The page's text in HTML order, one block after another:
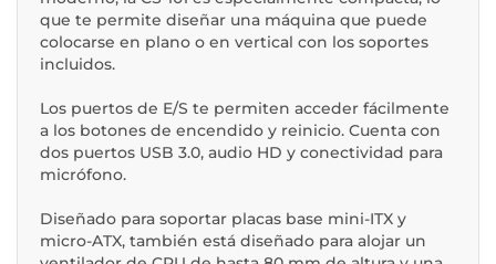
que te permite diseñar una máquina que puede
colocarse en plano o en vertical con los soportes
incluidos.
Los puertos de E/S te permiten acceder fácilmente
a los botones de encendido y reinicio. Cuenta con
dos puertos USB 3.0, audio HD y conectividad para
micrófono.
Diseñado para soportar placas base mini-ITX y
micro-ATX, también está diseñado para alojar un